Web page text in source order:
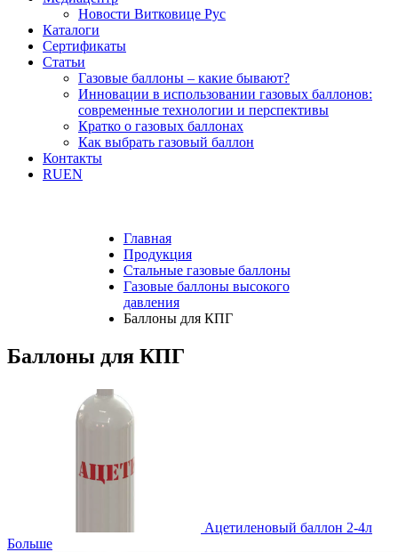
Новости Витковице Рус
Каталоги
Сертификаты
Статьи
Газовые баллоны – какие бывают?
Инновации в использовании газовых баллонов:
современные технологии и перспективы
Кратко о газовых баллонах
Как выбрать газовый баллон
Контакты
RUEN
Главная
Продукция
Стальные газовые баллоны
Газовые баллоны высокого
давления
Баллоны для КПГ
Баллоны для КПГ
Ацетиленовый баллон 2-4л
Больше